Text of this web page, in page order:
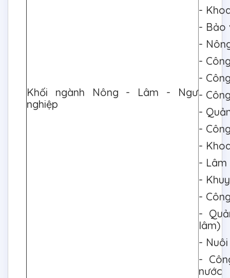
Khối ngành Nông - Lâm - Ngư
nghiệp
-
- Bảo
-
-
-
-
-
-
-
- Lâm
-
-
-
lâm)
-
-
nước